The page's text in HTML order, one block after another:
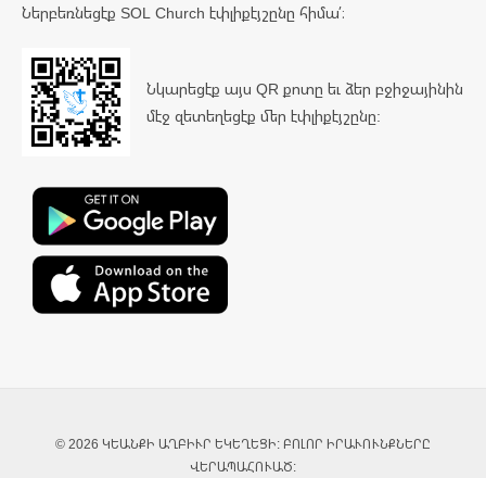
Ներբեռնեցէք SOL Church էփլիքէյշընը հիմա՛։
Նկարեցէք այս QR քոտը եւ ձեր բջիջայինին
մէջ զետեղեցէք մեր էփլիքէյշընը:
© 2026 ԿԵԱՆՔԻ ԱՂԲԻՒՐ ԵԿԵՂԵՑԻ: ԲՈԼՈՐ ԻՐԱՒՈՒՆՔՆԵՐԸ
ՎԵՐԱՊԱՀՈՒԱԾ: